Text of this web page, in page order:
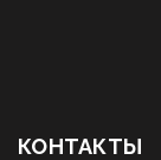
КОНТАКТЫ